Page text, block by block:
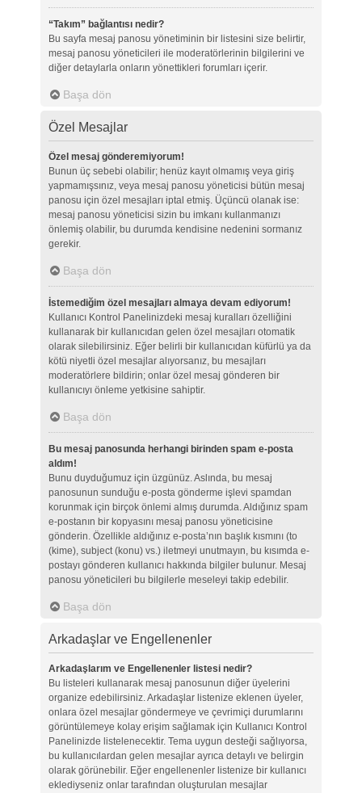
“Takım” bağlantısı nedir?
Bu sayfa mesaj panosu yönetiminin bir listesini size belirtir,
mesaj panosu yöneticileri ile moderatörlerinin bilgilerini ve
diğer detaylarla onların yönettikleri forumları içerir.
Başa dön
Özel Mesajlar
Özel mesaj gönderemiyorum!
Bunun üç sebebi olabilir; henüz kayıt olmamış veya giriş
yapmamışsınız, veya mesaj panosu yöneticisi bütün mesaj
panosu için özel mesajları iptal etmiş. Üçüncü olanak ise:
mesaj panosu yöneticisi sizin bu imkanı kullanmanızı
önlemiş olabilir, bu durumda kendisine nedenini sormanız
gerekir.
Başa dön
İstemediğim özel mesajları almaya devam ediyorum!
Kullanıcı Kontrol Panelinizdeki mesaj kuralları özelliğini
kullanarak bir kullanıcıdan gelen özel mesajları otomatik
olarak silebilirsiniz. Eğer belirli bir kullanıcıdan küfürlü ya da
kötü niyetli özel mesajlar alıyorsanız, bu mesajları
moderatörlere bildirin; onlar özel mesaj gönderen bir
kullanıcıyı önleme yetkisine sahiptir.
Başa dön
Bu mesaj panosunda herhangi birinden spam e-posta
aldım!
Bunu duyduğumuz için üzgünüz. Aslında, bu mesaj
panosunun sunduğu e-posta gönderme işlevi spamdan
korunmak için birçok önlemi almış durumda. Aldığınız spam
e-postanın bir kopyasını mesaj panosu yöneticisine
gönderin. Özellikle aldığınız e-posta’nın başlık kısmını (to
(kime), subject (konu) vs.) iletmeyi unutmayın, bu kısımda e-
postayı gönderen kullanıcı hakkında bilgiler bulunur. Mesaj
panosu yöneticileri bu bilgilerle meseleyi takip edebilir.
Başa dön
Arkadaşlar ve Engellenenler
Arkadaşlarım ve Engellenenler listesi nedir?
Bu listeleri kullanarak mesaj panosunun diğer üyelerini
organize edebilirsiniz. Arkadaşlar listenize eklenen üyeler,
onlara özel mesajlar göndermeye ve çevrimiçi durumlarını
görüntülemeye kolay erişim sağlamak için Kullanıcı Kontrol
Panelinizde listelenecektir. Tema uygun desteği sağlıyorsa,
bu kullanıcılardan gelen mesajlar ayrıca detaylı ve belirgin
olarak görünebilir. Eğer engellenenler listenize bir kullanıcı
eklediyseniz onlar tarafından oluşturulan mesajlar